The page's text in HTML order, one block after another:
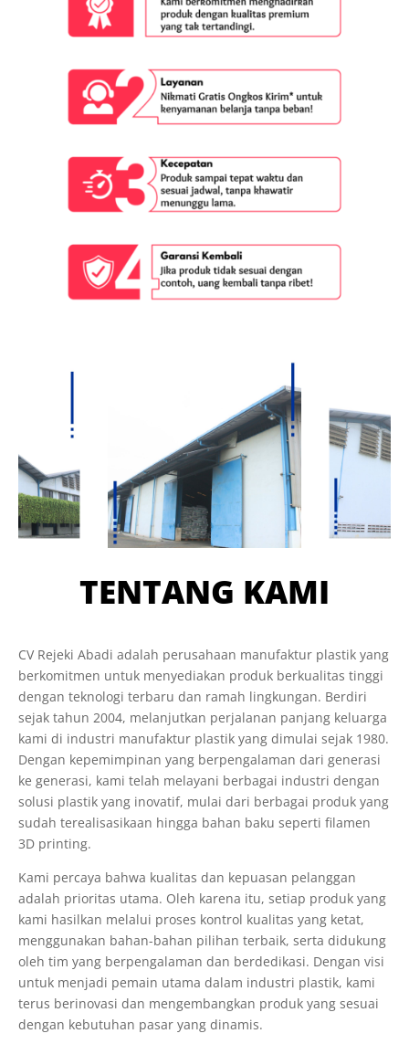
TENTANG KAMI
CV Rejeki Abadi adalah perusahaan manufaktur plastik yang
berkomitmen untuk menyediakan produk berkualitas tinggi
dengan teknologi terbaru dan ramah lingkungan. Berdiri
sejak tahun 2004, melanjutkan perjalanan panjang keluarga
kami di industri manufaktur plastik yang dimulai sejak 1980.
Dengan kepemimpinan yang berpengalaman dari generasi
ke generasi, kami telah melayani berbagai industri dengan
solusi plastik yang inovatif, mulai dari berbagai produk yang
sudah terealisasikaan hingga bahan baku seperti filamen
3D printing.
Kami percaya bahwa kualitas dan kepuasan pelanggan
adalah prioritas utama. Oleh karena itu, setiap produk yang
kami hasilkan melalui proses kontrol kualitas yang ketat,
menggunakan bahan-bahan pilihan terbaik, serta didukung
oleh tim yang berpengalaman dan berdedikasi. Dengan visi
untuk menjadi pemain utama dalam industri plastik, kami
terus berinovasi dan mengembangkan produk yang sesuai
dengan kebutuhan pasar yang dinamis.